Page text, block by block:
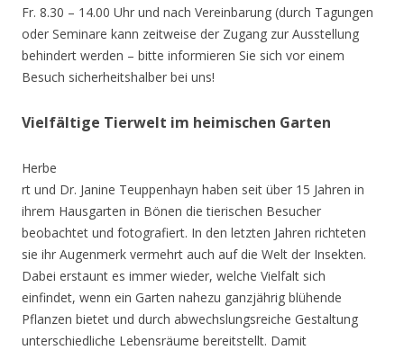
Fr. 8.30 – 14.00 Uhr und nach Vereinbarung (durch Tagungen
oder Seminare kann zeitweise der Zugang zur Ausstellung
behindert werden – bitte informieren Sie sich vor einem
Besuch sicherheitshalber bei uns!
Vielfältige Tierwelt im heimischen Garten
Herbe
rt und Dr. Janine Teuppenhayn haben seit über 15 Jahren in
ihrem Hausgarten in Bönen die tierischen Besucher
beobachtet und fotografiert. In den letzten Jahren richteten
sie ihr Augenmerk vermehrt auch auf die Welt der Insekten.
Dabei erstaunt es immer wieder, welche Vielfalt sich
einfindet, wenn ein Garten nahezu ganzjährig blühende
Pflanzen bietet und durch abwechslungsreiche Gestaltung
unterschiedliche Lebensräume bereitstellt. Damit